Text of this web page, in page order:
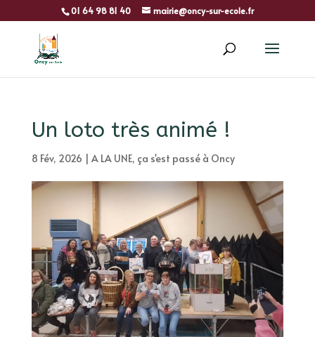
01 64 98 81 40 mairie@oncy-sur-ecole.fr
Un loto très animé !
8 Fév, 2026 | A LA UNE, ça s'est passé à Oncy